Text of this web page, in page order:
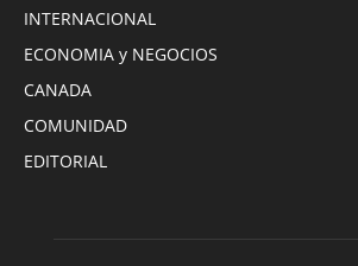
INTERNACIONAL
ECONOMIA y NEGOCIOS
CANADA
COMUNIDAD
EDITORIAL